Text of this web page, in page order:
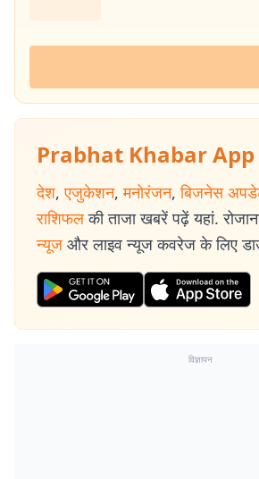
Prabhat Khabar App
देश, एजुकेशन, मनोरंजन, बिजनेस
राशिफल की ताजा खबरें पढ़ें यहां.
न्यूज और लाइव न्यूज कवरेज के लिए
विज्ञापन